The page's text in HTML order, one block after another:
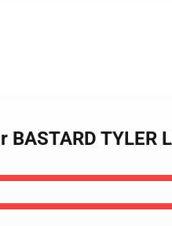
TYLER